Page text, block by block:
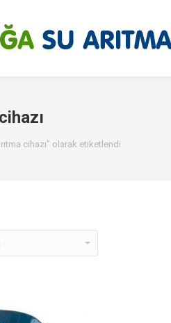
cihazı” olarak etiketlendi